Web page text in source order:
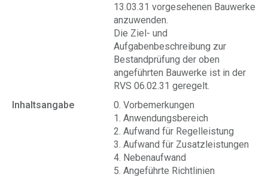
13.03.31 vorgesehenen Bauwerke
anzuwenden.
Die Ziel- und
Aufgabenbeschreibung zur
Bestandprüfung der oben
angeführten Bauwerke ist in der
RVS 06.02.31 geregelt.
Inhaltsangabe
0. Vorbemerkungen
1. Anwendungsbereich
2. Aufwand für Regelleistung
3. Aufwand für Zusatzleistungen
4. Nebenaufwand
5. Angeführte Richtlinien